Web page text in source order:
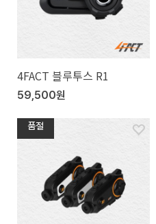
4FACT 블루투스 R1
59,500원
품절